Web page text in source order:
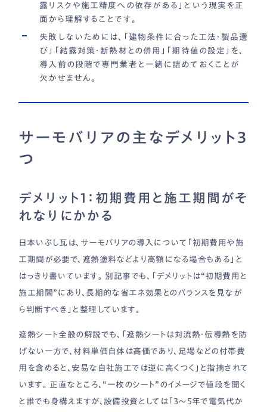
露リスクや施工精度への依存がある」という現実を正
面から理解することです。
失敗しないためには、「建物条件に合った工法・製品選
び」「結露対策・断熱材との併用」「期待値の設定」を、
導入前の段階で専門業者と一緒に詰めておくことが
欠かせません。
サーモバリアの主なデメリット3
つ
デメリット1：初期費用と施工期間がそ
れなりにかかる
日本いぶし瓦は、サーモバリアの導入について「初期費用や施
工期間が必要で、遮熱塗料などより高額になる場合もある」と
はっきり書いています。 別記事でも、「デメリットは“初期費用と
施工期間”にあり、長期的な省エネ効果とのバランスを見なが
ら判断すべき」と整理しています。
遮熱シート全般の解説でも、「遮熱シートは対流熱・伝導熱を防
げない一方で、材料単価自体は高価であり、足場などの付帯費
用を含めると、安易な自社施工では逆に高くつく」と指摘されて
います。 正直なところ、“一枚のシート”のイメージで値段を聞く
と誰でも身構えますが、設備投資としては「3〜5年で電気代か